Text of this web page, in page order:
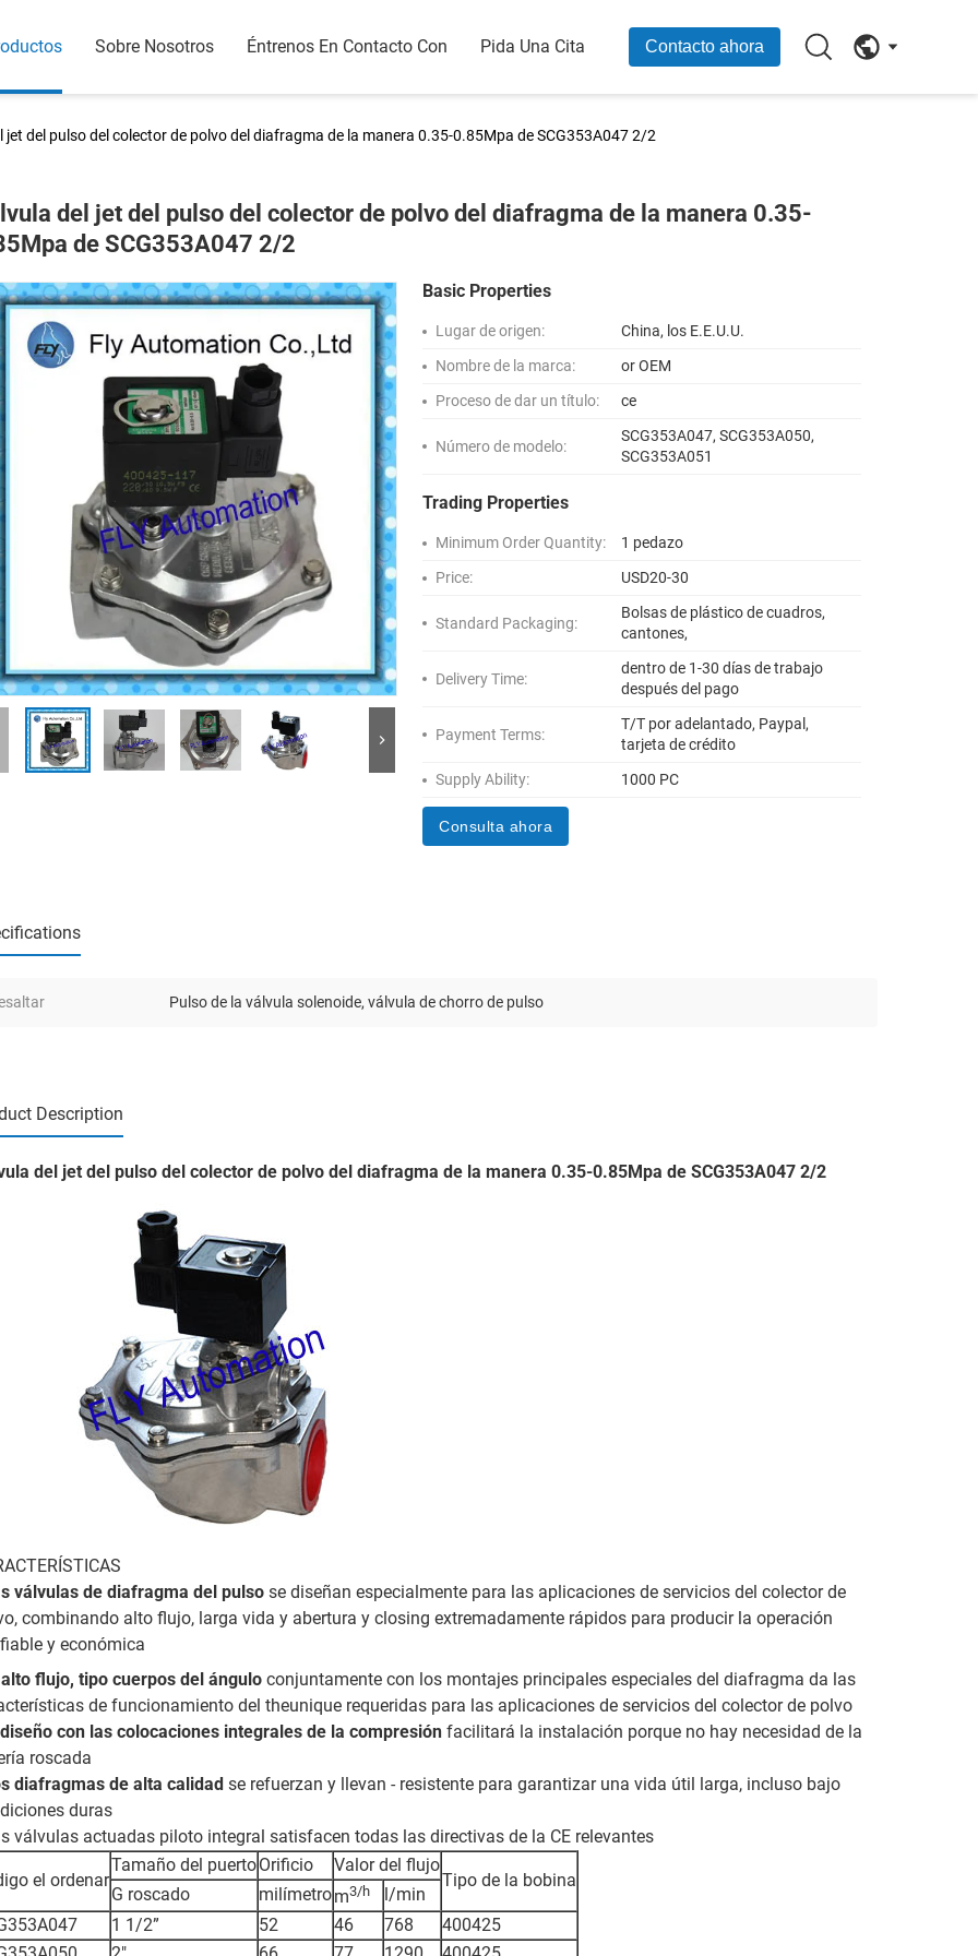
Sobre Nosotros Éntrenos En Contacto Con Pida Una Cita Contacto ahora
jet del pulso del colector de polvo del diafragma de la manera 0.35-0.85Mpa de SCG353A047 2/2
del jet del pulso del colector de polvo del diafragma de la manera 0.35-
de SCG353A047 2/2
Basic Properties
Lugar de origen:
China, los E.E.U.U.
Nombre de la marca:
or OEM
Proceso de dar un título:
ce
Número de modelo:
SCG353A047, SCG353A050,
SCG353A051
Trading Properties
Minimum Order Quantity:
1 pedazo
Price:
USD20-30
Standard Packaging:
Bolsas de plástico de cuadros,
cantones,
Delivery Time:
dentro de 1-30 días de trabajo
después del pago
Payment Terms:
T/T por adelantado, Paypal,
tarjeta de crédito
Supply Ability:
1000 PC
Consulta ahora
Pulso de la válvula solenoide, válvula de chorro de pulso
Description
del jet del pulso del colector de polvo del diafragma de la manera 0.35-0.85Mpa de SCG353A047 2/2
válvulas de diafragma del pulso se diseñan especialmente para las aplicaciones de servicios del colector de
combinando alto flujo, larga vida y abertura y closing extremadamente rápidos para producir la operación
y económica
alto flujo, tipo cuerpos del ángulo conjuntamente con los montajes principales especiales del diafragma da las
de funcionamiento del theunique requeridas para las aplicaciones de servicios del colector de polvo
con las colocaciones integrales de la compresión facilitará la instalación porque no hay necesidad de la
roscada
diafragmas de alta calidad se refuerzan y llevan - resistente para garantizar una vida útil larga, incluso bajo
duras
válvulas actuadas piloto integral satisfacen todas las directivas de la CE relevantes
el ordenar
Tamaño del puertoOrificio Valor del flujo
Tipo de la bobina
G roscado milímetrom3/h
l/min
1 1/2” 52 46 768
400425